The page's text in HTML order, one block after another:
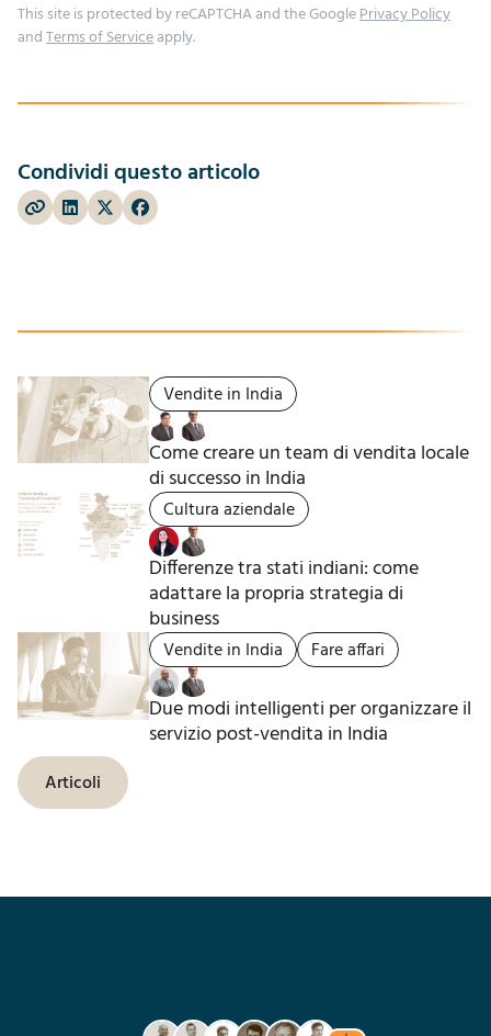
This site is protected by reCAPTCHA and the GooglePrivacy Policy
andTerms of Serviceapply.
Condividi questo articolo
Vendite in India
Come creare un team di vendita locale
di successo in India
Cultura aziendale
Differenze tra stati indiani: come
adattare la propria strategia di
business
Vendite in India Fare affari
Due modi intelligenti per organizzare il
servizio post-vendita in India
Articoli